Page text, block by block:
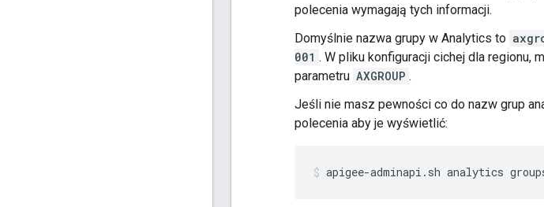
polecenia wymagają tych informacji.
Domyślnie nazwa grupy w Analytics to
001 . W pliku konfiguracji cichej dla regionu,
parametru AXGROUP .
Jeśli nie masz pewności co do nazw grup
polecenia aby je wyświetlić:
apigee-adminapi.sh analytics